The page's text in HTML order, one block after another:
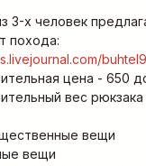
3-х человек
похода:
цена - 650
вес
вещи
вещи